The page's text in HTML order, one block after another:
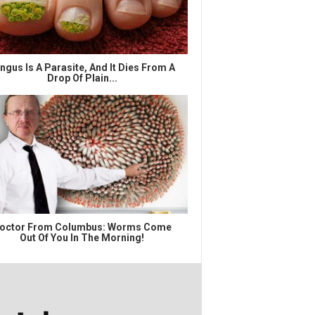
Is A Parasite, And It Dies From A
Drop Of Plain...
From Columbus: Worms Come
Out Of You In The Morning!